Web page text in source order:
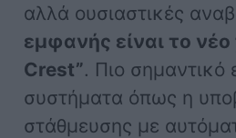
αλλά ουσιαστικές
εμφανής είναι το
Crest”. Πιο σημαντικό
συστήματα όπως η
στάθμευσης με